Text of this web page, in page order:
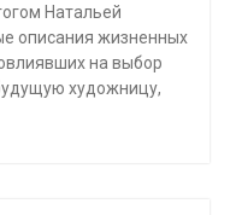
Натальей
описания жизненных
на выбор
художницу,